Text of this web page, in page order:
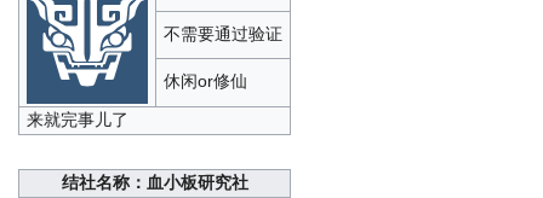
不需要通过验证
休闲or修仙
来就完事儿了
结社名称：血小板研究社